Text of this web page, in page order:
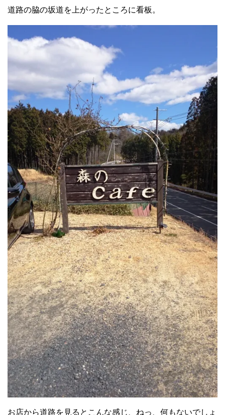
道路の脇の坂道を上がったところに看板。
お店から道路を見るとこんな感じ、ねっ、何もないでしょ